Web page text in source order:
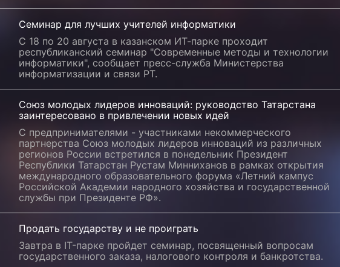
Семинар для лучших учителей информатики
С 18 по 20 августа в казанском ИТ-парке проходит
республиканский семинар "Современные методы и технологии
информатики", сообщает пресс-служба Министерства
информатизации и связи РТ.
Союз молодых лидеров инноваций: руководство Татарстана
заинтересовано в привлечении новых идей
С предпринимателями - участниками некоммерческого
партнерства Союз молодых лидеров инноваций из различных
регионов России встретился в понедельник Президент
Республики Татарстан Рустам Минниханов в рамках открытия
международного образовательного форума «Летний кампус
Российской Академии народного хозяйства и государственной
службы при Президенте РФ».
Продать государству и не проиграть
Завтра в IT-парке пройдет семинар, посвященный вопросам
государственного заказа, налогового контроля и банкротства.